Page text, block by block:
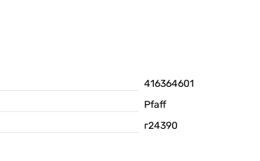
416364601
Pfaff
г24390